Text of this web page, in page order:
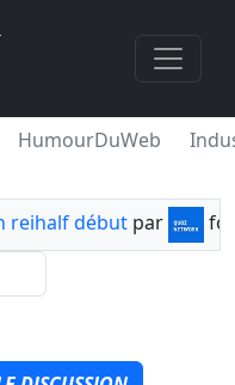
HumourDuWeb
reihalf début par